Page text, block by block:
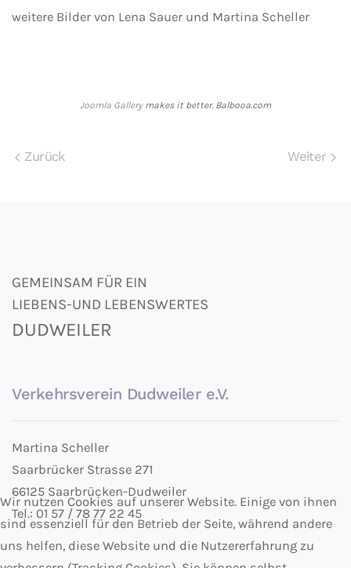
weitere Bilder von Lena Sauer und Martina Scheller
Joomla Gallerymakes it better. Balbooa.com
Zurück Weiter
GEMEINSAM FÜR EIN
LIEBENS-UND LEBENSWERTES
DUDWEILER
Verkehrsverein Dudweiler e.V.
Martina Scheller
Saarbrücker Strasse 271
66125 Saarbrücken-Dudweiler
Tel.: 01 57 / 78 77 22 45
Wir nutzen Cookies auf unserer Website. Einige von ihnen
sind essenziell für den Betrieb der Seite, während andere
uns helfen, diese Website und die Nutzererfahrung zu